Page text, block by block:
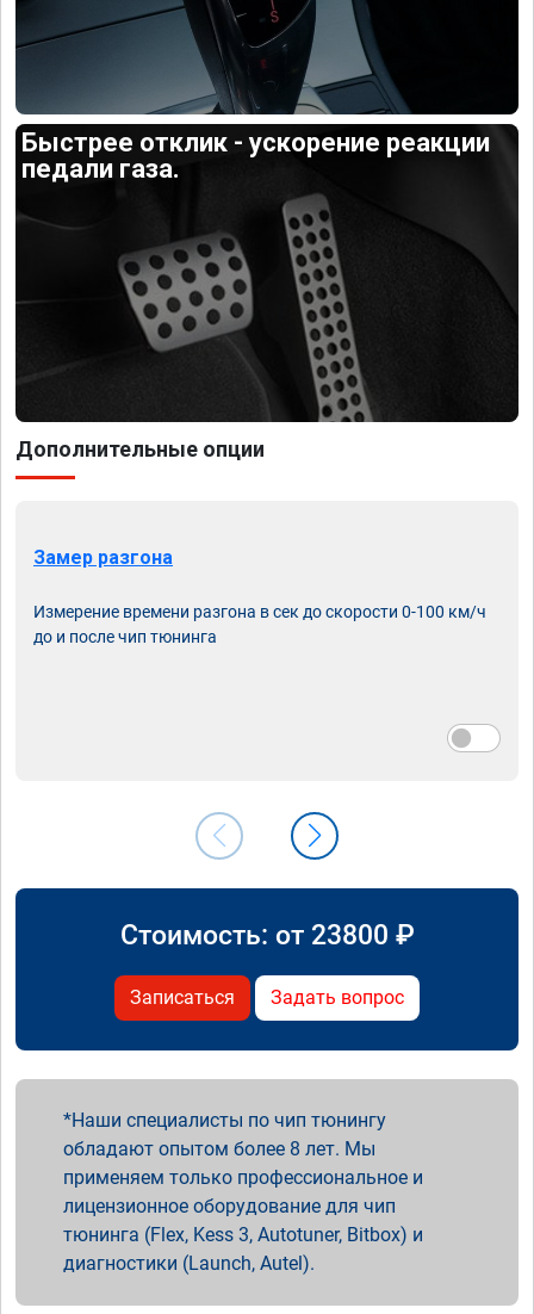
Быстрее отклик - ускорение реакции
педали газа.
Дополнительные опции
Замер разгона
Измерение времени разгона в сек до скорости 0-100 км/ч
до и после чип тюнинга
Стоимость: от 23800 ₽
Записаться Задать вопрос
Наши специалисты по чип тюнингу
обладают опытом более 8 лет. Мы
применяем только профессиональное и
лицензионное оборудование для чип
тюнинга (Flex, Kess 3, Autotuner, Bitbox) и
диагностики (Launch, Autel).